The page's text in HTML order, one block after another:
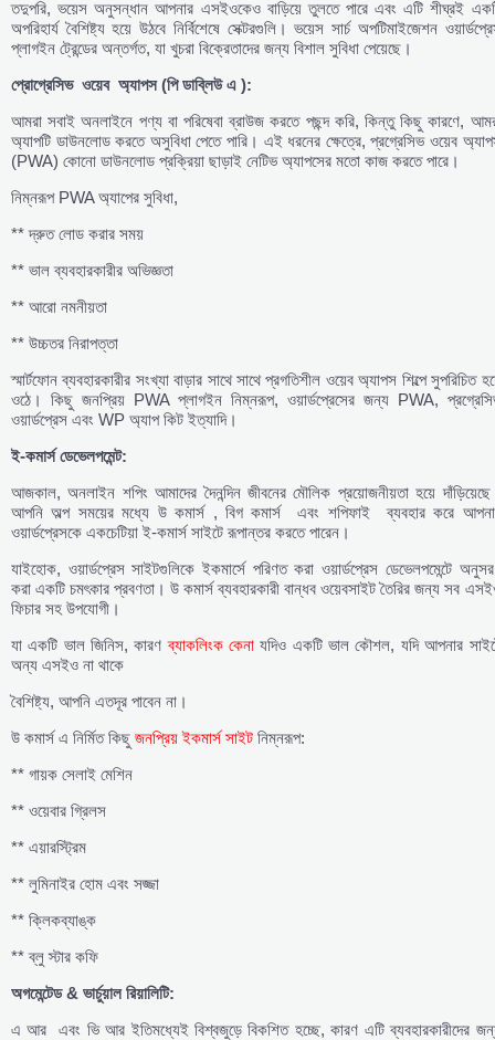
তদুপরি, ভয়েস অনুসন্ধান আপনার এসইওকেও বাড়িয়ে তুলতে পারে এবং এটি শীঘ্রই
অপরিহার্য বৈশিষ্ট্য হয়ে উঠবে নির্বিশেষে সেক্টরগুলি। ভয়েস সার্চ অপটিমাইজেশন
প্লাগইন ট্রেন্ডের অন্তর্গত, যা খুচরা বিক্রেতাদের জন্য বিশাল সুবিধা পেয়েছে।
প্রোগ্রেসিভ ওয়েব অ্যাপস (পিডাব্লিউএ ):
আমরা সবাই অনলাইনে পণ্য বা পরিষেবা ব্রাউজ করতে পছন্দ করি, কিন্তু কিছু কারণে,
অ্যাপটি ডাউনলোড করতে অসুবিধা পেতে পারি। এই ধরনের ক্ষেত্রে, প্রগ্রেসিভ ওয়েব
(PWA) কোনো ডাউনলোড প্রক্রিয়া ছাড়াই নেটিভ অ্যাপসের মতো কাজ করতে পারে।
নিম্নরূপ PWA অ্যাপের সুবিধা,
** দ্রুত লোড করার সময়
** ভাল ব্যবহারকারীর অভিজ্ঞতা
** আরো নমনীয়তা
** উচ্চতর নিরাপত্তা
স্মার্টফোন ব্যবহারকারীর সংখ্যা বাড়ার সাথে সাথে প্রগতিশীল ওয়েব অ্যাপস শিল্পে সুপরিচিত
ওঠে। কিছু জনপ্রিয় PWA প্লাগইন নিম্নরূপ, ওয়ার্ডপ্রেসের জন্য PWA,
ওয়ার্ডপ্রেস এবং WP অ্যাপ কিট ইত্যাদি।
ই-কমার্সডেভেলপমেন্ট:
আজকাল, অনলাইন শপিং আমাদের দৈনন্দিন জীবনের মৌলিক প্রয়োজনীয়তা হয়ে
আপনি অল্প সময়ের মধ্যে উ কমার্স , বিগ কমার্স এবং শপিফাই ব্যবহার করে
ওয়ার্ডপ্রেসকে একচেটিয়া ই-কমার্স সাইটে রূপান্তর করতে পারেন।
যাইহোক, ওয়ার্ডপ্রেস সাইটগুলিকে ইকমার্সে পরিণত করা ওয়ার্ডপ্রেস ডেভেলপমেন্টে
করা একটি চমৎকার প্রবণতা। উ কমার্স ব্যবহারকারী বান্ধব ওয়েবসাইট তৈরির জন্য সব
ফিচার সহ উপযোগী।
যা একটি ভাল জিনিস, কারণব্যাকলিংক কেনা যদিও একটি ভাল কৌশল, যদি আপনার
অন্য এসইও না থাকে
বৈশিষ্ট্য, আপনি এতদূর পাবেন না।
উ কমার্স এ নির্মিত কিছু জনপ্রিয় ইকমার্স সাইট নিম্নরূপ:
** গায়ক সেলাই মেশিন
** ওয়েবার গ্রিলস
** এয়ারস্ট্রিম
** লুমিনাইর হোম এবং সজ্জা
** ক্লিকব্যাঙ্ক
** ব্লু স্টার কফি
অগমেন্টেড & ভার্চুয়ালরিয়ালিটি:
এ আর এবং ভি আর ইতিমধ্যেই বিশ্বজুড়ে বিকশিত হচ্ছে, কারণ এটি ব্যবহারকারীদের